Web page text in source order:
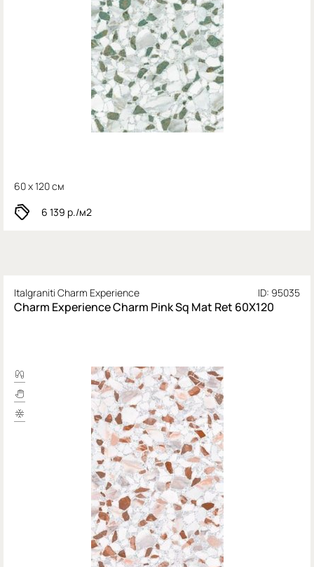
60 x 120 см
6 139 р./м2
Italgraniti Charm Experience ID: 95035
Charm Experience Charm Pink Sq Mat Ret 60X120